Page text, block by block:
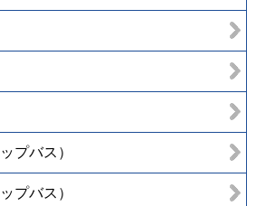
プバス）
プバス）